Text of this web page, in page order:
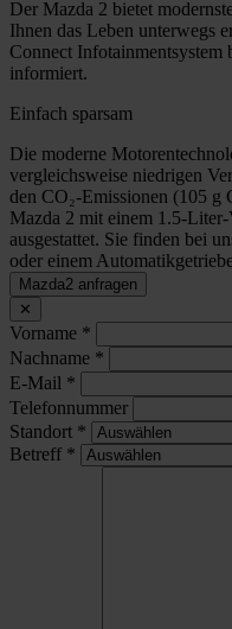
Der Mazda 2 bietet
Ihnen das Leben unterwegs
Connect Infotainmentsystem
informiert.
Einfach sparsam
Die moderne
vergleichsweise niedrigen
den CO₂-Emissionen (105 g
Mazda 2 mit einem 1.5-
ausgestattet. Sie finden bei
oder einem
Mazda2 anfragen
✕
Vorname *
Nachname *
E-Mail *
Telefonnummer
Standort *
Betreff *